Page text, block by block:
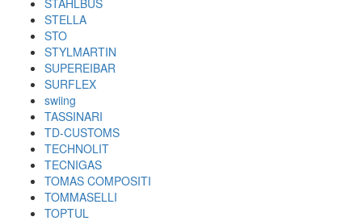
STAHLBUS
STELLA
STO
STYLMARTIN
SUPEREIBAR
SURFLEX
swiing
TASSINARI
TD-CUSTOMS
TECHNOLIT
TECNIGAS
TOMAS COMPOSITI
TOMMASELLI
TOPTUL